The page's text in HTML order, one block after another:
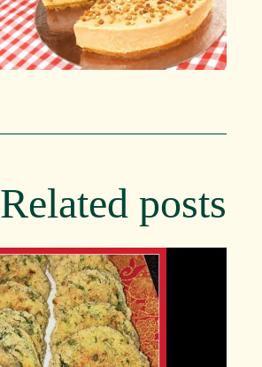
Related posts